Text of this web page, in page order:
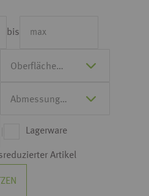
bis
Lagerware
Artikel